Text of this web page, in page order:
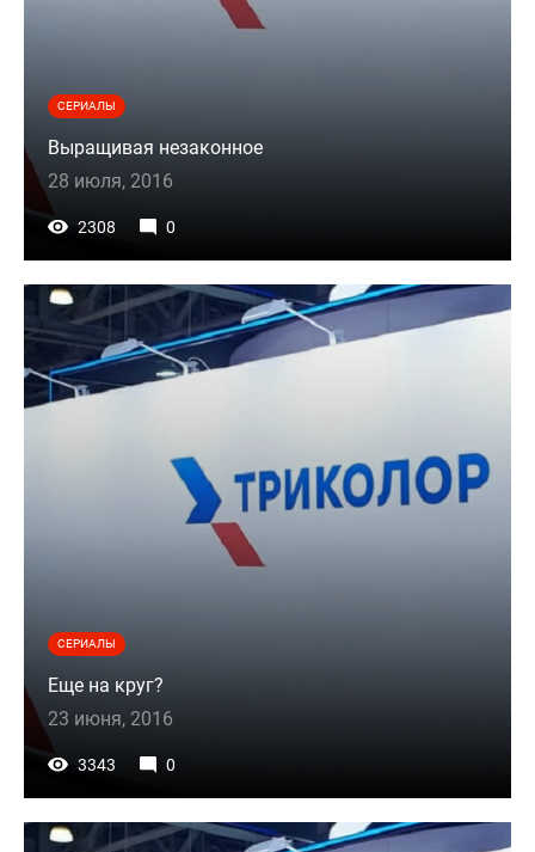
СЕРИАЛЫ
Выращивая незаконное
28 июля, 2016
2308 0
СЕРИАЛЫ
Еще на круг?
23 июня, 2016
3343 0